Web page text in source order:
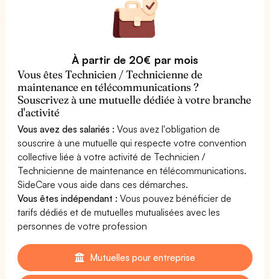
À partir de 20€ par mois
Vous êtes Technicien / Technicienne de
maintenance en télécommunications ?
Souscrivez à une mutuelle dédiée à votre branche
d'activité
Vous avez des salariés : Vous avez l'obligation de
souscrire à une mutuelle qui respecte votre convention
collective liée à votre activité de Technicien /
Technicienne de maintenance en télécommunications.
SideCare vous aide dans ces démarches.
Vous êtes indépendant : Vous pouvez bénéficier de
tarifs dédiés et de mutuelles mutualisées avec les
personnes de votre profession
Mutuelles pour entreprise